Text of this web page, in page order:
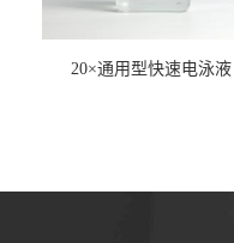
20×通用型快速电泳液